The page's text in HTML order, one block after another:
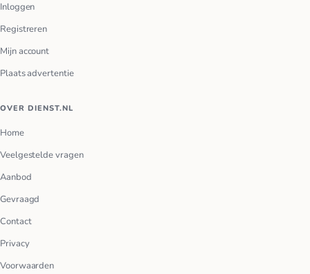
Inloggen
Registreren
Mijn account
Plaats advertentie
OVER DIENST.NL
Home
Veelgestelde vragen
Aanbod
Gevraagd
Contact
Privacy
Voorwaarden